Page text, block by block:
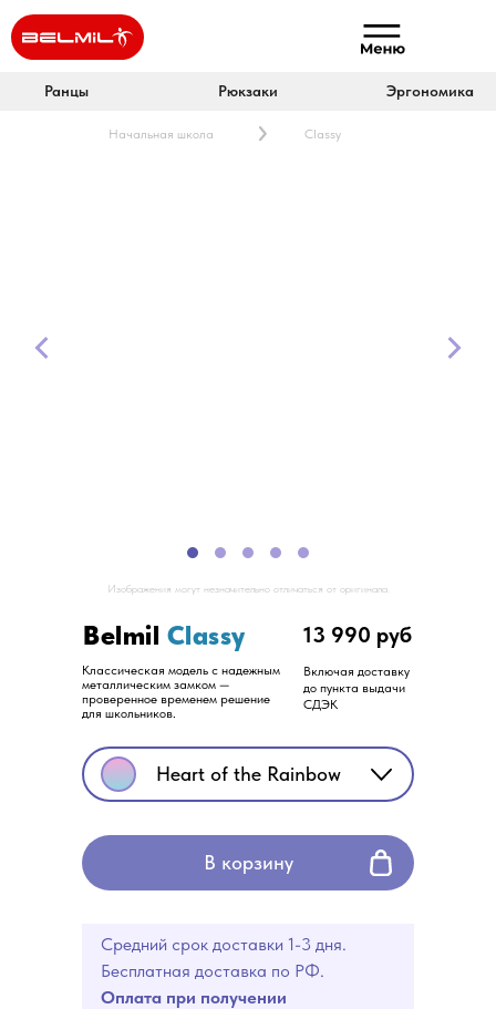
Эргономика
Рюкзаки
Ранцы
Classy
Начальная школа
Средний срок доставки 1-3 дня.
Бесплатная доставка по РФ.
Оплата при получении
Belmil Classy 13 990 руб
Изображения могут незначительно отличаться от оригинала.
Включая доставку
до пункта выдачи
СДЭК
В корзину
Heart of the Rainbow
Классическая модель с надежным
металлическим замком —
проверенное временем решение
для школьников.